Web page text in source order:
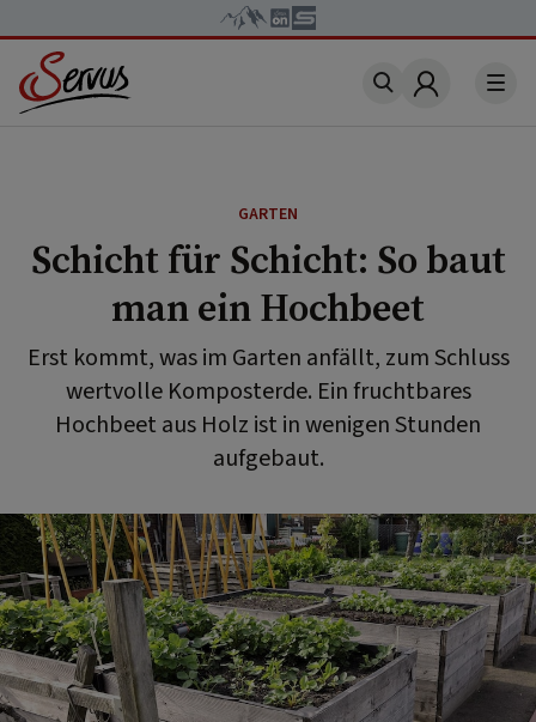
Account
GARTEN
Schicht für Schicht: So baut
man ein Hochbeet
Erst kommt, was im Garten anfällt, zum Schluss
wertvolle Komposterde. Ein fruchtbares
Hochbeet aus Holz ist in wenigen Stunden
aufgebaut.